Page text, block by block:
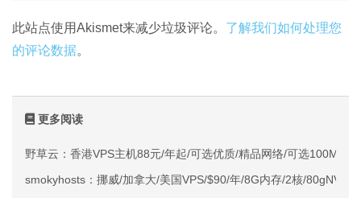
此站点使用Akismet来减少垃圾评论。 了解我们如何处理您
的评论数据。
更多阅读
野草云：香港VPS主机88元/年起/可选优质/精品网络/可选100M不
smokyhosts：挪威/加拿大/美国VPS/$90/年/8G内存/2核/